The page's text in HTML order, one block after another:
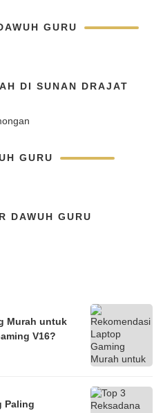
GURU
DI SUNAN DRAJAT
GURU
DAWUH GURU
Murah untuk
V16?
Paling